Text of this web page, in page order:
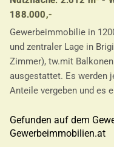
188.000,-
Gewerbeimmobilie in
und zentraler Lage in
Zimmer), tw.mit
ausgestattet. Es werden
Anteile vergeben und es
Gefunden auf dem
Gewerbeimmobilien.at